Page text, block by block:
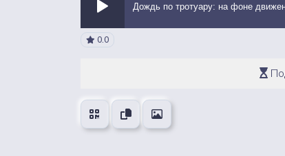
Дождь по тротуару: на фоне
0.0